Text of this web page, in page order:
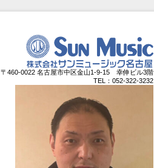
〒460-0022 名古屋市中区金山1-9-15 幸伸ビル3階
TEL：052-322-3232